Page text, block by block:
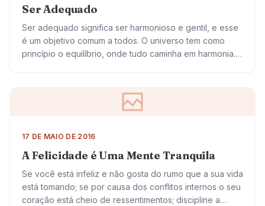
Ser Adequado
Ser adequado significa ser harmonioso e gentil, e esse
é um objetivo comum a todos. O universo tem como
princípio o equilíbrio, onde tudo caminha em harmonia.
17 DE MAIO DE 2016
A Felicidade é Uma Mente Tranquila
Se você está infeliz e não gosta do rumo que a sua vida
está tomando; se por causa dos conflitos internos o seu
coração está cheio de ressentimentos; discipline a…